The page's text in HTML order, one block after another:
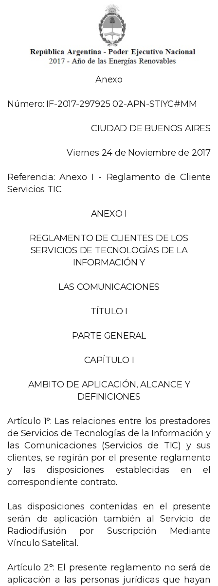
Anexo
Número: IF-2017-297925 02-APN-STIYC#MM
CIUDAD DE BUENOS AIRES
Viernes 24 de Noviembre de 2017
Referencia: Anexo I - Reglamento de Cliente
Servicios TIC
ANEXO I
REGLAMENTO DE CLIENTES DE LOS
SERVICIOS DE TECNOLOGÍAS DE LA
INFORMACIÓN Y
LAS COMUNICACIONES
TÍTULO I
PARTE GENERAL
CAPÍTULO I
AMBITO DE APLICACIÓN, ALCANCE Y
DEFINICIONES
Artículo 1°: Las relaciones entre los prestadores
de Servicios de Tecnologías de la Información y
las Comunicaciones (Servicios de TIC) y sus
clientes, se regirán por el presente reglamento
y las disposiciones establecidas en el
correspondiente contrato.
Las disposiciones contenidas en el presente
serán de aplicación también al Servicio de
Radiodifusión por Suscripción Mediante
Vínculo Satelital.
Artículo 2°: El presente reglamento no será de
aplicación a las personas jurídicas que hayan